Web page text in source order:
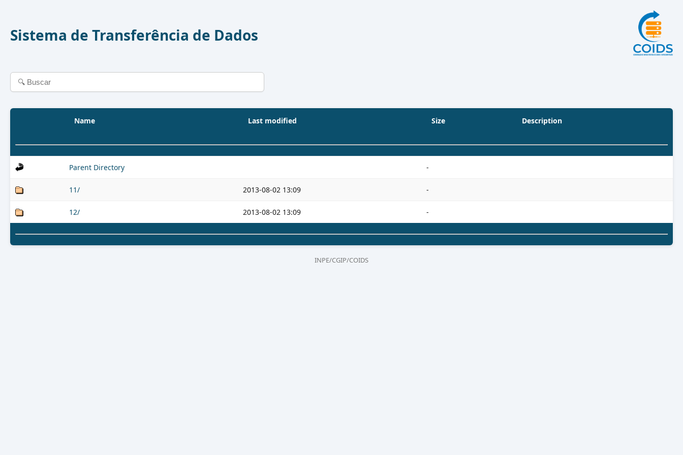
Sistema de Transferência de Dados
Name Last modified Size Description
Parent Directory -
11/ 2013-08-02 13:09 -
12/ 2013-08-02 13:09 -
INPE/CGIP/COIDS